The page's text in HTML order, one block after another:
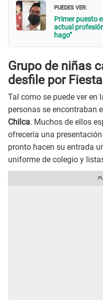
PUEDES VER:
Primer puesto
actual
hago”
Grupo de niñas
desfile por
Tal como se puede ver en
personas se encontraban
Chilca. Muchos de ellos
ofrecería una
pronto hacen su entrada
uniforme de colegio y